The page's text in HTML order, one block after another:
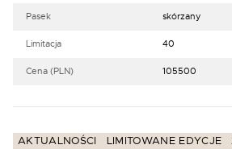
Pasek skórzany
Limitacja 40
Cena (PLN) 105500
AKTUALNOŚCI LIMITOWANE EDYCJE